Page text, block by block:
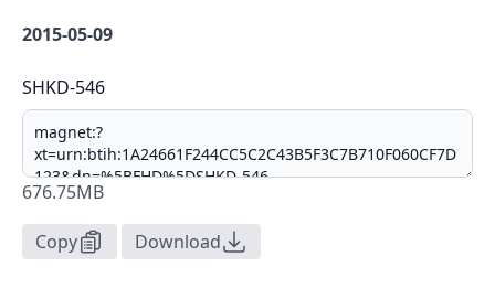
2015-05-09
SHKD-546
676.75MB
Copy Download